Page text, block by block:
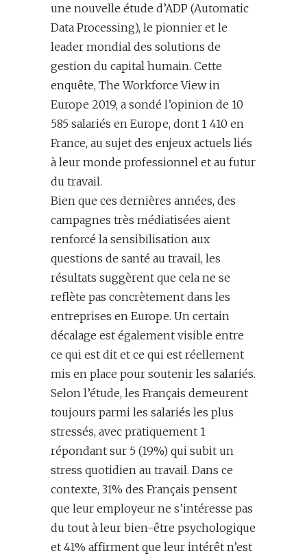
une nouvelle étude d’ADP (Automatic
Data Processing), le pionnier et le
leader mondial des solutions de
gestion du capital humain. Cette
enquête, The Workforce View in
Europe 2019, a sondé l’opinion de 10
585 salariés en Europe, dont 1 410 en
France, au sujet des enjeux actuels liés
à leur monde professionnel et au futur
du travail.
Bien que ces dernières années, des
campagnes très médiatisées aient
renforcé la sensibilisation aux
questions de santé au travail, les
résultats suggèrent que cela ne se
reflète pas concrètement dans les
entreprises en Europe. Un certain
décalage est également visible entre
ce qui est dit et ce qui est réellement
mis en place pour soutenir les salariés.
Selon l’étude, les Français demeurent
toujours parmi les salariés les plus
stressés, avec pratiquement 1
répondant sur 5 (19%) qui subit un
stress quotidien au travail. Dans ce
contexte, 31% des Français pensent
que leur employeur ne s’intéresse pas
du tout à leur bien-être psychologique
et 41% affirment que leur intérêt n’est